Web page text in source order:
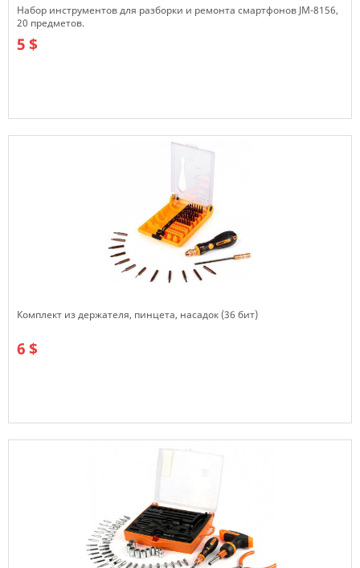
Набор инструментов для разборки и ремонта смартфонов JM-8156,
20 предметов.
5 $
Комплект из держателя, пинцета, насадок (36 бит)
6 $